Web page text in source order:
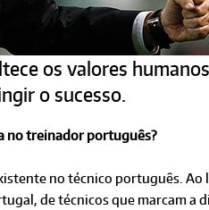
os valores
o sucesso.
no treinador português?
no técnico português.
de técnicos que marcam a